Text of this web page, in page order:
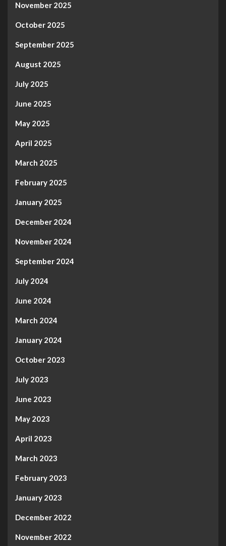
November 2025
October 2025
September 2025
August 2025
July 2025
June 2025
May 2025
April 2025
March 2025
February 2025
January 2025
December 2024
November 2024
September 2024
July 2024
June 2024
March 2024
January 2024
October 2023
July 2023
June 2023
May 2023
April 2023
March 2023
February 2023
January 2023
December 2022
November 2022